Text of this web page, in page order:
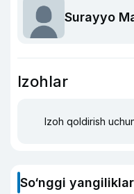
Surayyo
Izohlar
Izoh qoldirish
So‘nggi yangiliklar